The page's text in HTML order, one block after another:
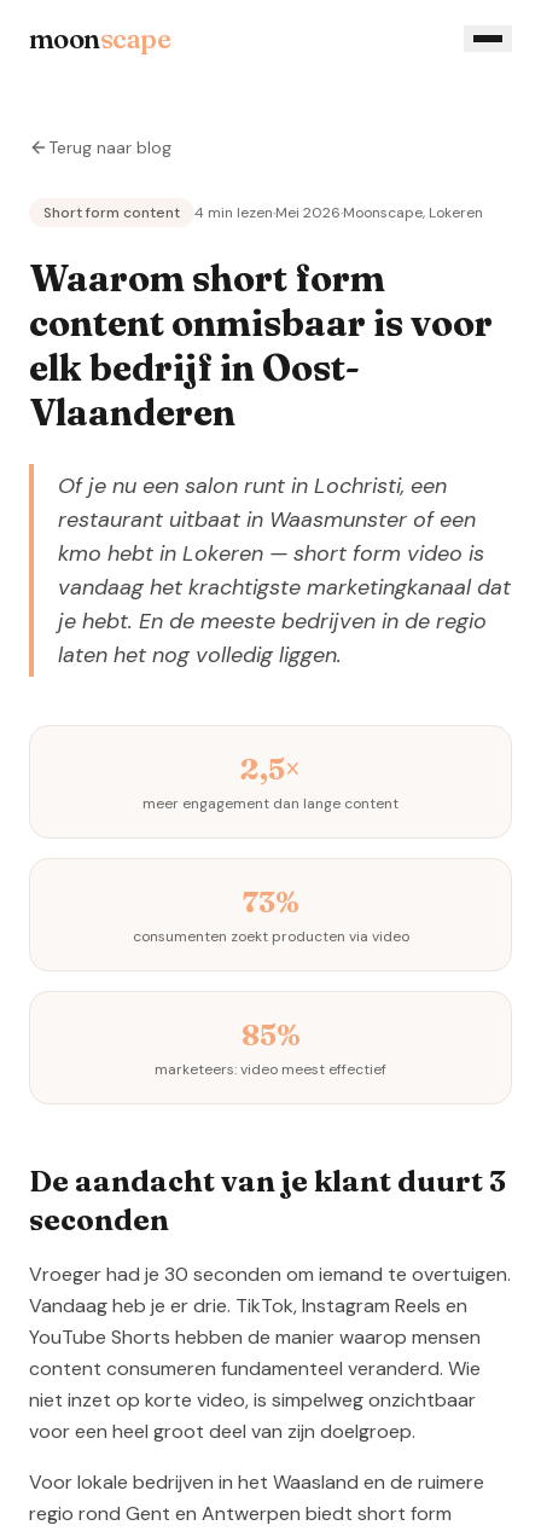
moonscape
Terug naar blog
Short form content 4 min lezen·Mei 2026·Moonscape, Lokeren
Waarom short form
content onmisbaar is voor
elk bedrijf in Oost-
Vlaanderen
Of je nu een salon runt in Lochristi, een
restaurant uitbaat in Waasmunster of een
kmo hebt in Lokeren — short form video is
vandaag het krachtigste marketingkanaal dat
je hebt. En de meeste bedrijven in de regio
laten het nog volledig liggen.
2,5×
meer engagement dan lange content
73%
consumenten zoekt producten via video
85%
marketeers: video meest effectief
De aandacht van je klant duurt 3
seconden
Vroeger had je 30 seconden om iemand te overtuigen.
Vandaag heb je er drie. TikTok, Instagram Reels en
YouTube Shorts hebben de manier waarop mensen
content consumeren fundamenteel veranderd. Wie
niet inzet op korte video, is simpelweg onzichtbaar
voor een heel groot deel van zijn doelgroep.
Voor lokale bedrijven in het Waasland en de ruimere
regio rond Gent en Antwerpen biedt short form